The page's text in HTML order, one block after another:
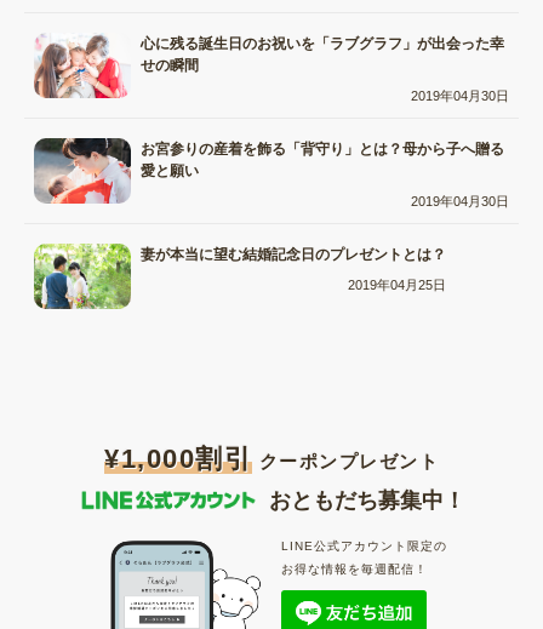
心に残る誕生日のお祝いを「ラブグラフ」が出会った幸
せの瞬間
2019年04月30日
お宮参りの産着を飾る「背守り」とは？母から子へ贈る
愛と願い
2019年04月30日
妻が本当に望む結婚記念日のプレゼントとは？
2019年04月25日
¥1,000割引 クーポンプレゼント
おともだち募集中！
LINE公式アカウント限定の
お得な情報を毎週配信！